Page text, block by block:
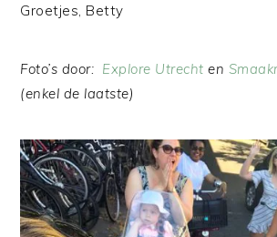
Groetjes, Betty
Foto’s door: Explore Utrechten
(enkel de laatste)